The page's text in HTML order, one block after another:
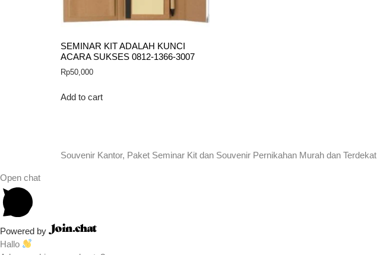
SEMINAR KIT ADALAH KUNCI
ACARA SUKSES 0812-1366-3007
Rp50,000
Add to cart
Souvenir Kantor, Paket Seminar Kit dan Souvenir Pernikahan Murah dan Terdekat
Open chat
Powered by
Hallo